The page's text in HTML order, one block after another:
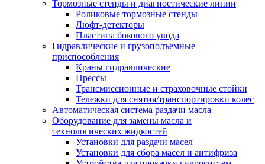
Тормозные стенды и диагностические линии
Роликовые тормозные стенды
Люфт-детекторы
Пластина бокового увода
Гидравлические и грузоподъемные
приспособления
Краны гидравлические
Прессы
Трансмиссионные и страховочные стойки
Тележки для снятия/транспортировки колес
Автоматическая система раздачи масла
Оборудование для замены масла и
технологических жидкостей
Установки для раздачи масел
Установки для сбора масел и антифриза